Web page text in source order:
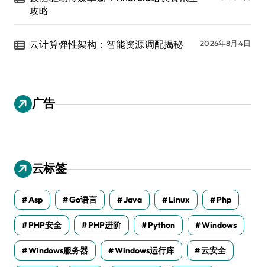
攻略
云计算弹性架构：智能资源调配揭秘 2026年8月4日
广告
云标签
Asp Go语言 Java Linux Php
PHP安全 PHP进阶 Python Windows
Windows服务器 Windows运行库 云安全